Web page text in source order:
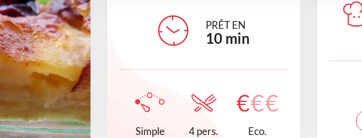
PRÊT EN
10 min
Simple 4 pers.
€€€
Eco.